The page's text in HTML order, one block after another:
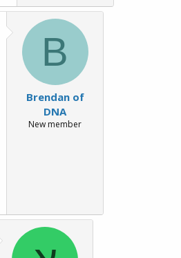
B
Brendan of
DNA
New member